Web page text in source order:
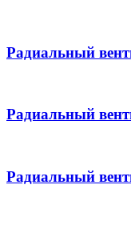
Радиальный
Радиальный
Радиальный